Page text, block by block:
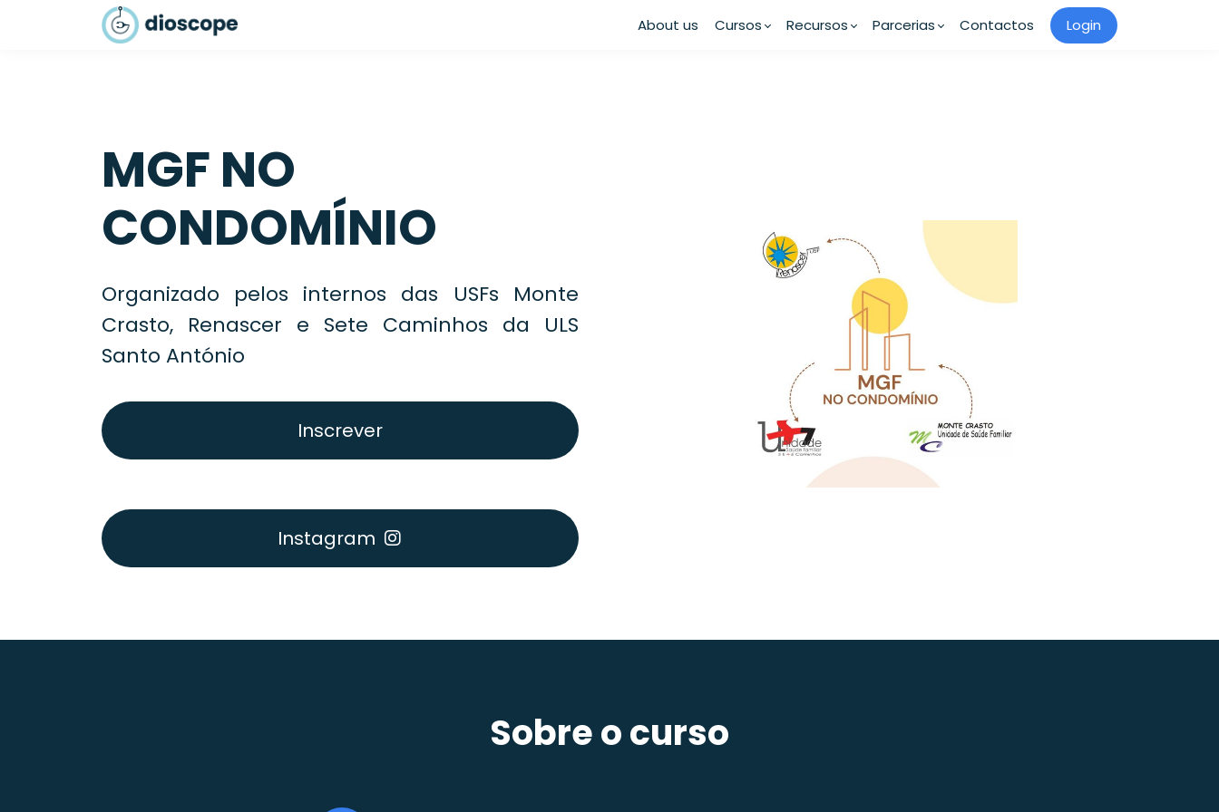
About us Cursos Recursos Parcerias Contactos Login
MGF NO
CONDOMÍNIO
Organizado pelos internos das USFs Monte
Crasto, Renascer e Sete Caminhos da ULS
Santo António
Inscrever
Instagram
Sobre o curso